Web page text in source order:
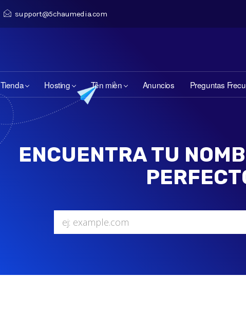
support@5chaumedia.com
Tienda Hosting Tên miền Anuncios Preguntas
ENCUENTRA TU